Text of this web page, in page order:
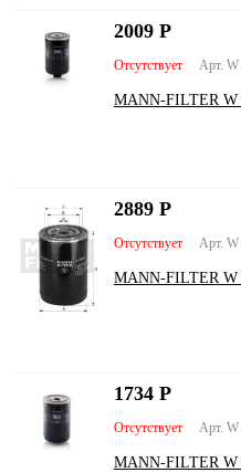
Арт. W
Отсутствует
MANN-FILTER W
2009 Р
Арт. W
Отсутствует
MANN-FILTER W
2889 Р
Арт. W
Отсутствует
MANN-FILTER W
1734 Р